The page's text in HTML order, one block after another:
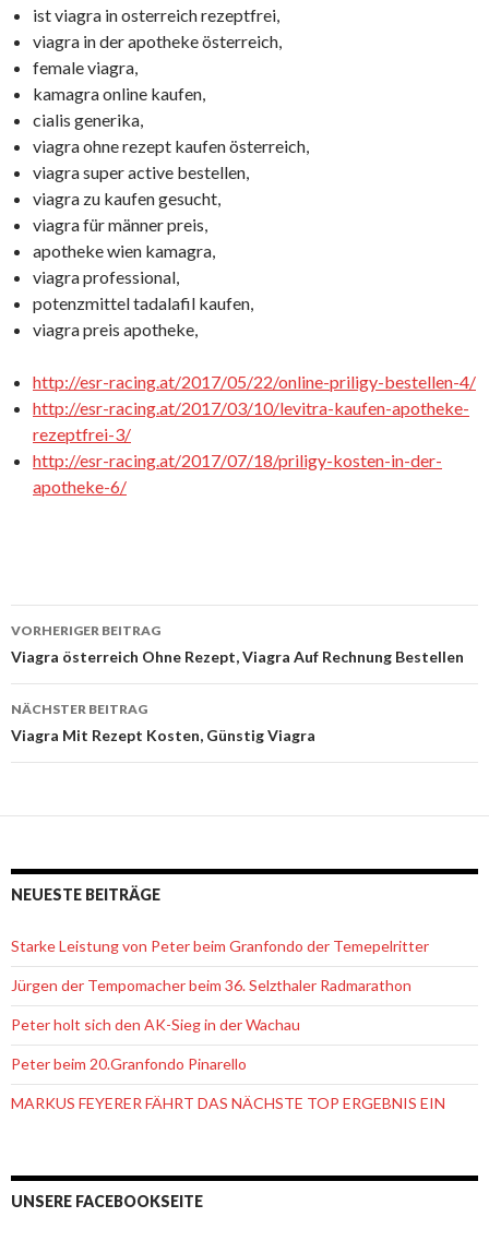
ist viagra in osterreich rezeptfrei,
viagra in der apotheke österreich,
female viagra,
kamagra online kaufen,
cialis generika,
viagra ohne rezept kaufen österreich,
viagra super active bestellen,
viagra zu kaufen gesucht,
viagra für männer preis,
apotheke wien kamagra,
viagra professional,
potenzmittel tadalafil kaufen,
viagra preis apotheke,
http://esr-racing.at/2017/05/22/online-priligy-bestellen-4/
http://esr-racing.at/2017/03/10/levitra-kaufen-apotheke-
rezeptfrei-3/
http://esr-racing.at/2017/07/18/priligy-kosten-in-der-
apotheke-6/
Beitrags-
Navigation
VORHERIGER BEITRAG
Viagra österreich Ohne Rezept, Viagra Auf Rechnung Bestellen
NÄCHSTER BEITRAG
Viagra Mit Rezept Kosten, Günstig Viagra
NEUESTE BEITRÄGE
Starke Leistung von Peter beim Granfondo der Temepelritter
Jürgen der Tempomacher beim 36. Selzthaler Radmarathon
Peter holt sich den AK-Sieg in der Wachau
Peter beim 20.Granfondo Pinarello
MARKUS FEYERER FÄHRT DAS NÄCHSTE TOP ERGEBNIS EIN
UNSERE FACEBOOKSEITE